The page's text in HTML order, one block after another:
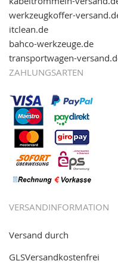
werkzeugkoffer-
itclean.de
bahco-werkzeuge.de
transportwagen-
ZAHLUNGSARTEN
VERSANDINFORMATION
Versand durch
GLSVersandkostenfrei